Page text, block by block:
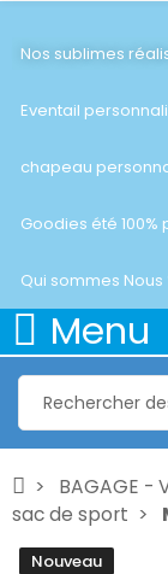
Nos sublimes
Eventail
chapeau
Goodies été
Qui sommes Nous
Menu
BAGAGE -
sac de sport
Nouveau